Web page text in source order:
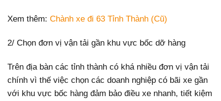
Xem thêm: Chành xe đi 63 Tỉnh Thành (Cũ)
2/ Chọn đơn vị vận tải gần khu vực bốc dỡ hàng
Trên địa bàn các tỉnh thành có khá nhiều đơn vị vận tải
chính vì thế việc chọn các doanh nghiệp có bãi xe gần
với khu vực bốc hàng đảm bảo điều xe nhanh, tiết kiệm